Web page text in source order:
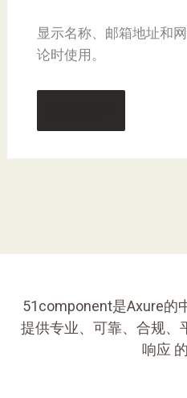
显示名称、邮箱地址和
论时使用。
51component是Axure的
提供专业、可靠、合规、
响应